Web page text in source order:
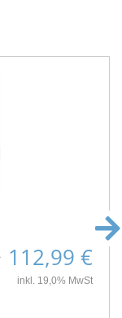
112,99 €
inkl. 19,0% MwSt